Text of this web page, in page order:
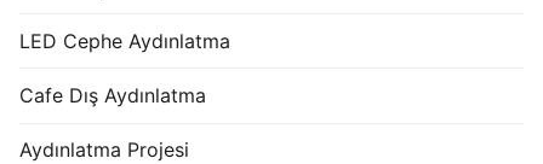
LED Cephe Aydınlatma
Cafe Dış Aydınlatma
Aydınlatma Projesi